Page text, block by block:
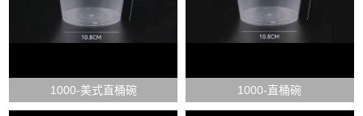
1000-美式直桶碗 1000-直桶碗